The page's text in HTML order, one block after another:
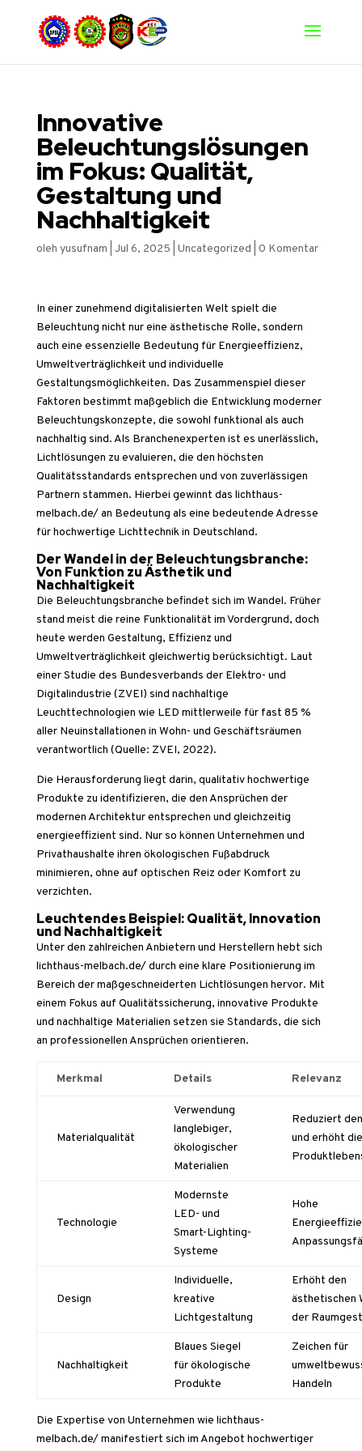
Innovative
Beleuchtungslösungen
im Fokus: Qualität,
Gestaltung und
Nachhaltigkeit
oleh yusufnam Jul 6, 2025 Uncategorized 0 Komentar
In einer zunehmend digitalisierten Welt spielt die
Beleuchtung nicht nur eine ästhetische Rolle, sondern
auch eine essenzielle Bedeutung für Energieeffizienz,
Umweltverträglichkeit und individuelle
Gestaltungsmöglichkeiten. Das Zusammenspiel dieser
Faktoren bestimmt maßgeblich die Entwicklung moderner
Beleuchtungskonzepte, die sowohl funktional als auch
nachhaltig sind. Als Branchenexperten ist es unerlässlich,
Lichtlösungen zu evaluieren, die den höchsten
Qualitätsstandards entsprechen und von zuverlässigen
Partnern stammen. Hierbei gewinnt das lichthaus-
melbach.de/an Bedeutung als eine bedeutende Adresse
für hochwertige Lichttechnik in Deutschland.
Der Wandel in der Beleuchtungsbranche:
Von Funktion zu Ästhetik und
Nachhaltigkeit
Die Beleuchtungsbranche befindet sich im Wandel. Früher
stand meist die reine Funktionalität im Vordergrund, doch
heute werden Gestaltung, Effizienz und
Umweltverträglichkeit gleichwertig berücksichtigt. Laut
einer Studie des Bundesverbands der Elektro- und
Digitalindustrie (ZVEI) sind nachhaltige
Leuchttechnologien wie LED mittlerweile für fast 85 %
aller Neuinstallationen in Wohn- und Geschäftsräumen
verantwortlich (Quelle: ZVEI, 2022).
Die Herausforderung liegt darin, qualitativ hochwertige
Produkte zu identifizieren, die den Ansprüchen der
modernen Architektur entsprechen und gleichzeitig
energieeffizient sind. Nur so können Unternehmen und
Privathaushalte ihren ökologischen Fußabdruck
minimieren, ohne auf optischen Reiz oder Komfort zu
verzichten.
Leuchtendes Beispiel: Qualität, Innovation
und Nachhaltigkeit
Unter den zahlreichen Anbietern und Herstellern hebt sich
lichthaus-melbach.de/ durch eine klare Positionierung im
Bereich der maßgeschneiderten Lichtlösungen hervor. Mit
einem Fokus auf Qualitätssicherung, innovative Produkte
und nachhaltige Materialien setzen sie Standards, die sich
an professionellen Ansprüchen orientieren.
Merkmal Details Relevanz
Materialqualität
Verwendung
langlebiger,
ökologischer
Materialien
Reduziert
und erhöht die
Technologie
Modernste
LED- und
Smart-Lighting-
Systeme
Hohe
Design
Individuelle,
kreative
Lichtgestaltung
Erhöht den
ästhetischen
der
Nachhaltigkeit
Blaues Siegel
für ökologische
Produkte
Zeichen für
Handeln
Die Expertise von Unternehmen wie lichthaus-
melbach.de/ manifestiert sich im Angebot hochwertiger